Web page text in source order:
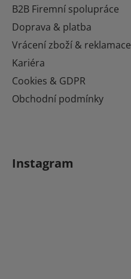
B2B Firemní spolupráce
Doprava & platba
Vrácení zboží & reklamace
Kariéra
Cookies & GDPR
Obchodní podmínky
Instagram